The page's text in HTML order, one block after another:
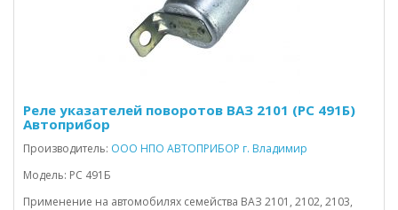
Реле указателей поворотов ВАЗ 2101 (РС 491Б)
Автоприбор
Производитель: ООО НПО АВТОПРИБОР г. Владимир
Модель: РС 491Б
Применение на автомобилях семейства ВАЗ 2101, 2102, 2103,